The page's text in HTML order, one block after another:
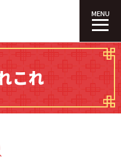
日会話学院
MENU
これ